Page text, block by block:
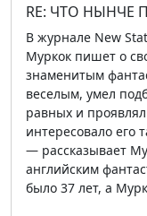
RE: ЧТО НЫНЧЕ
В журнале New
Муркок пишет о
знаменитым
веселым, умел
равных и
интересовало его
— рассказывает
английским
было 37 лет, а